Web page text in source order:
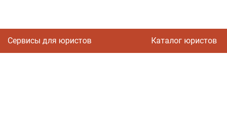
Сервисы для юристов Каталог юристов